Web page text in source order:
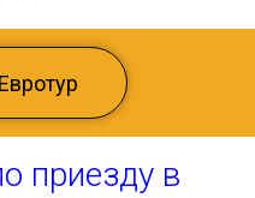
приезду в